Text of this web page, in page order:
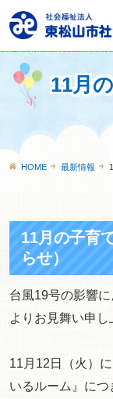
11月
HOME 最新情報
11月の子育
らせ）
台風19号の影響
よりお見舞い申し
11月12日（火）
いるルーム』に